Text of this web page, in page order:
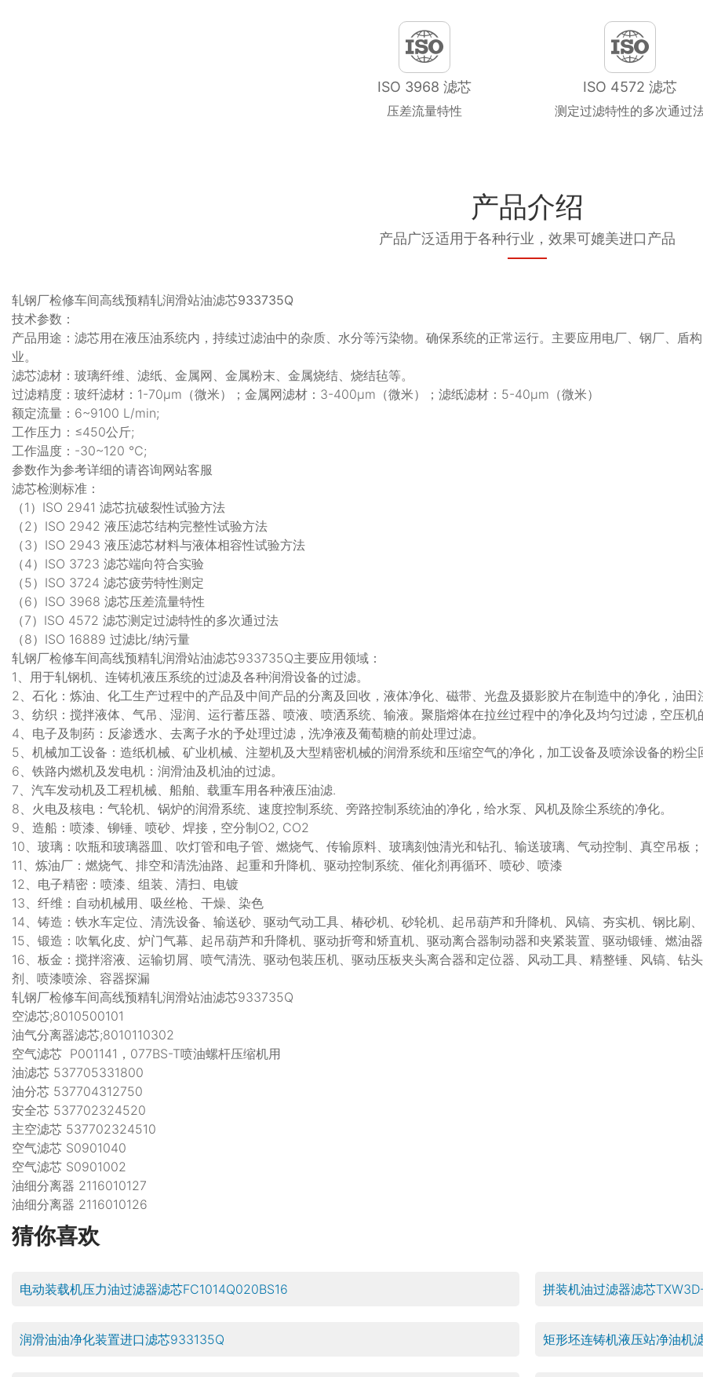
ISO 3968 滤芯
压差流量特性
ISO 4572 滤芯
测定过滤特性的多次通过
产品介绍
产品广泛适用于各种行业，效果可媲美进口产品
轧钢厂检修车间高线预精轧润滑站油滤芯933735Q
技术参数：
产品用途：滤芯用在液压油系统内，持续过滤油中的杂质、水分等污染物。确保系统的正常运行。主要应用电厂、钢厂、盾
业。
滤芯滤材：玻璃纤维、滤纸、金属网、金属粉末、金属烧结、烧结毡等。
过滤精度：玻纤滤材：1-70μm（微米）；金属网滤材：3-400μm（微米）；滤纸滤材：5-40μm（微米）
额定流量：6~9100 L/min;
工作压力：≤450公斤;
工作温度：-30~120 ℃;
参数作为参考详细的请咨询网站客服
滤芯检测标准：
（1）ISO 2941 滤芯抗破裂性试验方法
（2）ISO 2942 液压滤芯结构完整性试验方法
（3）ISO 2943 液压滤芯材料与液体相容性试验方法
（4）ISO 3723 滤芯端向符合实验
（5）ISO 3724 滤芯疲劳特性测定
（6）ISO 3968 滤芯压差流量特性
（7）ISO 4572 滤芯测定过滤特性的多次通过法
（8）ISO 16889 过滤比/纳污量
轧钢厂检修车间高线预精轧润滑站油滤芯933735Q主要应用领域：
1、用于轧钢机、连铸机液压系统的过滤及各种润滑设备的过滤。
2、石化：炼油、化工生产过程中的产品及中间产品的分离及回收，液体净化、磁带、光盘及摄影胶片在制造中的净化，油
3、纺织：搅拌液体、气吊、湿润、运行蓄压器、喷液、喷洒系统、输液。聚脂熔体在拉丝过程中的净化及均匀过滤，空压
4、电子及制药：反渗透水、去离子水的予处理过滤，洗净液及葡萄糖的前处理过滤。
5、机械加工设备：造纸机械、矿业机械、注塑机及大型精密机械的润滑系统和压缩空气的净化，加工设备及喷涂设备的粉尘
6、铁路内燃机及发电机：润滑油及机油的过滤。
7、汽车发动机及工程机械、船舶、载重车用各种液压油滤.
8、火电及核电：气轮机、锅炉的润滑系统、速度控制系统、旁路控制系统油的净化，给水泵、风机及除尘系统的净化。
9、造船：喷漆、铆锤、喷砂、焊接，空分制O2, CO2
10、玻璃：吹瓶和玻璃器皿、吹灯管和电子管、燃烧气、传输原料、玻璃刻蚀清光和钻孔、输送玻璃、气动控制、真空吊板
11、炼油厂：燃烧气、排空和清洗油路、起重和升降机、驱动控制系统、催化剂再循环、喷砂、喷漆
12、电子精密：喷漆、组装、清扫、电镀
13、纤维：自动机械用、吸丝枪、干燥、染色
14、铸造：铁水车定位、清洗设备、输送砂、驱动气动工具、椿砂机、砂轮机、起吊葫芦和升降机、风镐、夯实机、钢比刷
15、锻造：吹氧化皮、炉门气幕、起吊葫芦和升降机、驱动折弯和矫直机、驱动离合器制动器和夹紧装置、驱动锻锤、燃油器
16、板金：搅拌溶液、运输切屑、喷气清洗、驱动包装压机、驱动压板夹头离合器和定位器、风动工具、精整锤、风镐、钻
剂、喷漆喷涂、容器探漏
轧钢厂检修车间高线预精轧润滑站油滤芯933735Q
空滤芯;8010500101
油气分离器滤芯;8010110302
空气滤芯 P001141，077BS-T喷油螺杆压缩机用
油滤芯 537705331800
油分芯 537704312750
安全芯 537702324520
主空滤芯 537702324510
空气滤芯 S0901040
空气滤芯 S0901002
油细分离器 2116010127
油细分离器 2116010126
猜你喜欢
电动装载机压力油过滤器滤芯FC1014Q020BS16 拼装机油过滤器滤芯
润滑油油净化装置进口滤芯933135Q 矩形坯连铸机液压站净油机